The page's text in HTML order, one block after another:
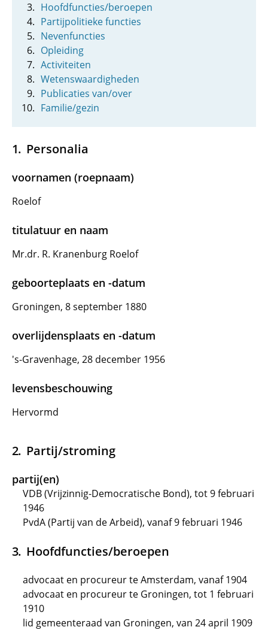
Hoofdfuncties/beroepen
Partijpolitieke functies
Nevenfuncties
Opleiding
Activiteiten
Wetenswaardigheden
Publicaties van/over
Familie/gezin
Personalia
voornamen (roepnaam)
Roelof
titulatuur en naam
Mr.dr. R. Kranenburg Roelof
geboorteplaats en -datum
Groningen, 8 september 1880
overlijdensplaats en -datum
's-Gravenhage, 28 december 1956
levensbeschouwing
Hervormd
Partij/stroming
partij(en)
VDB (Vrijzinnig-Democratische Bond), tot 9 februari
1946
PvdA (Partij van de Arbeid), vanaf 9 februari 1946
Hoofdfuncties/beroepen
advocaat en procureur te Amsterdam, vanaf 1904
advocaat en procureur te Groningen, tot 1 februari
1910
lid gemeenteraad van Groningen, van 24 april 1909